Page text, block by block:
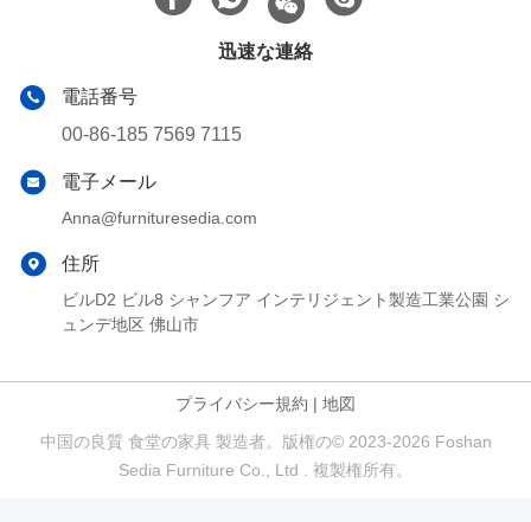
迅速な連絡
電話番号
00-86-185 7569 7115
電子メール
Anna@furnituresedia.com
住所
ビルD2 ビル8 シャンフア インテリジェント製造工業公園 シ
ュンデ地区 佛山市
プライバシー規約 | 地図
中国の良質 食堂の家具 製造者。版権の© 2023-2026 Foshan
Sedia Furniture Co., Ltd . 複製権所有。